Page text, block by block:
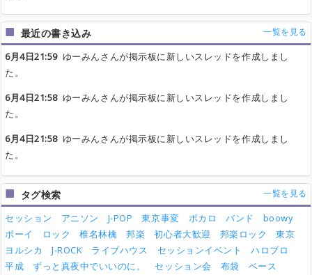
最近の書き込み 一覧を見る
6月4日21:59ゆーみんさんが掲示板に新しいスレッドを作成しまし
た。
6月4日21:58ゆーみんさんが掲示板に新しいスレッドを作成しまし
た。
6月4日21:58ゆーみんさんが掲示板に新しいスレッドを作成しまし
た。
タグ検索 一覧を見る
セッション アニソン J-POP 東京事変 ボカロ バンド
boowy
ボーイ
ロック 椎名林檎 邦楽 初心者大歓迎 邦楽ロック
東京
ヨルシカ
J-ROCK ライブハウス セッションイベント
ハロプロ
平成
ずっと真夜中でいいのに。 セッション会 布袋
ベース